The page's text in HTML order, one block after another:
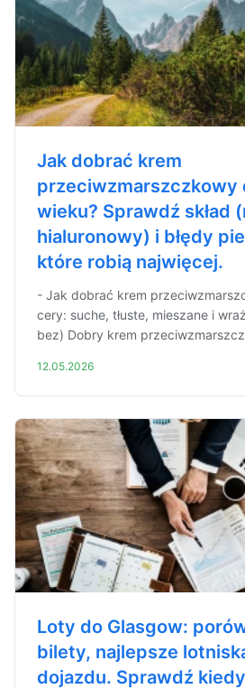
Jak dobrać krem
przeciwzmarszczkowy
wieku? Sprawdź skład
hialuronowy) i błędy
które robią najwięcej.
- Jak dobrać krem
cery: suche, tłuste, mieszane i
bez) Dobry krem
12.05.2026
Loty do Glasgow:
bilety, najlepsze
dojazdu. Sprawdź